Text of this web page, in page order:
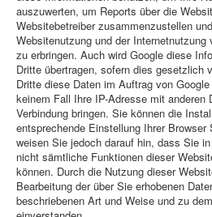
auszuwerten, um Reports über die
Websitebetreiber zusammenzustellen
Websitenutzung und der Internetnutzung
zu erbringen. Auch wird Google diese
Dritte übertragen, sofern dies gesetzlich
Dritte diese Daten im Auftrag von
keinem Fall Ihre IP-Adresse mit anderen
Verbindung bringen. Sie können die
entsprechende Einstellung Ihrer Browser
weisen Sie jedoch darauf hin, dass Sie
nicht sämtliche Funktionen dieser
können. Durch die Nutzung dieser
Bearbeitung der über Sie erhobenen
beschriebenen Art und Weise und zu